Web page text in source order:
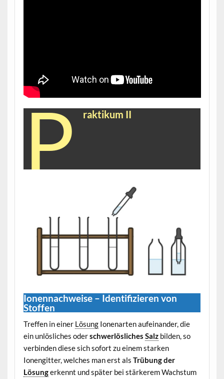
P raktikum II
Ionennachweise – Identifizieren von
Stoffen
Treffen in einer LösungIonenarten aufeinander, die
ein unlösliches oderschwerlösliches Salzbilden, so
verbinden diese sich sofort zu einem starken
Ionengitter, welches man erst als Trübung der
Lösungerkennt und später bei stärkerem Wachstum